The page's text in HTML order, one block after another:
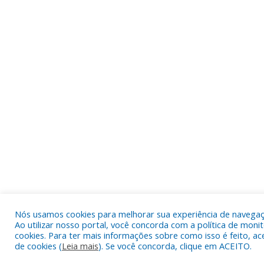
Nós usamos cookies para melhorar sua experiência de
Ao utilizar nosso portal, você concorda com a política de
cookies. Para ter mais informações sobre como isso é feito,
de cookies (Leia mais). Se você concorda, clique em ACEITO.